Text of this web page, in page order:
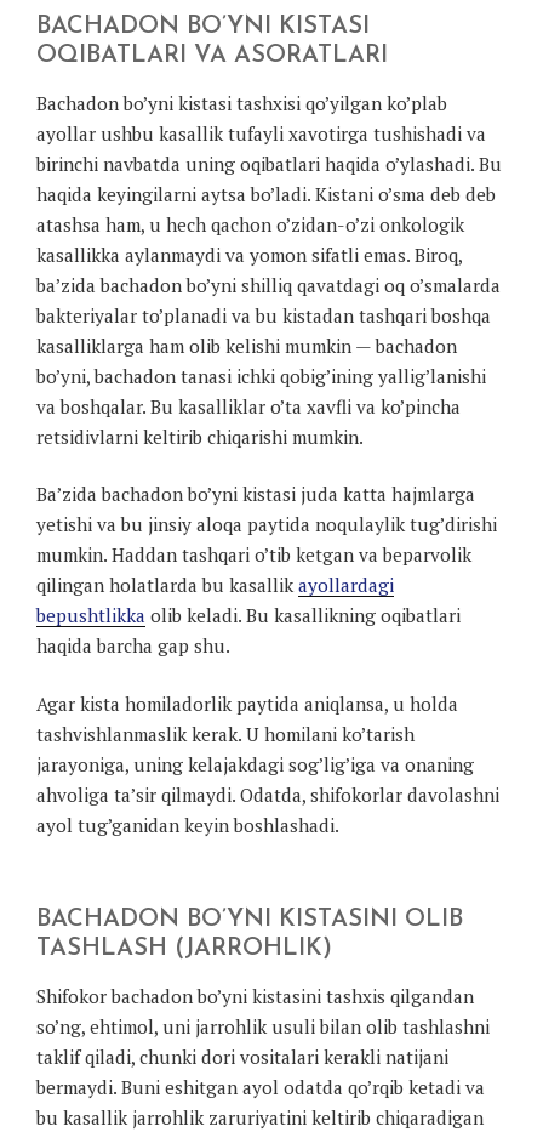
BACHADON BO’YNI KISTASI
OQIBATLARI VA ASORATLARI
Bachadon bo’yni kistasi tashxisi qo’yilgan ko’plab
ayollar ushbu kasallik tufayli xavotirga tushishadi va
birinchi navbatda uning oqibatlari haqida o’ylashadi. Bu
haqida keyingilarni aytsa bo’ladi. Kistani o’sma deb deb
atashsa ham, u hech qachon o’zidan-o’zi onkologik
kasallikka aylanmaydi va yomon sifatli emas. Biroq,
ba’zida bachadon bo’yni shilliq qavatdagi oq o’smalarda
bakteriyalar to’planadi va bu kistadan tashqari boshqa
kasalliklarga ham olib kelishi mumkin — bachadon
bo’yni, bachadon tanasi ichki qobig’ining yallig’lanishi
va boshqalar. Bu kasalliklar o’ta xavfli va ko’pincha
retsidivlarni keltirib chiqarishi mumkin.
Ba’zida bachadon bo’yni kistasi juda katta hajmlarga
yetishi va bu jinsiy aloqa paytida noqulaylik tug’dirishi
mumkin. Haddan tashqari o’tib ketgan va beparvolik
qilingan holatlarda bu kasallikayollardagi
bepushtlikka olib keladi. Bu kasallikning oqibatlari
haqida barcha gap shu.
Agar kista homiladorlik paytida aniqlansa, u holda
tashvishlanmaslik kerak. U homilani ko’tarish
jarayoniga, uning kelajakdagi sog’lig’iga va onaning
ahvoliga ta’sir qilmaydi. Odatda, shifokorlar davolashni
ayol tug’ganidan keyin boshlashadi.
BACHADON BO’YNI KISTASINI OLIB
TASHLASH (JARROHLIK)
Shifokor bachadon bo’yni kistasini tashxis qilgandan
so’ng, ehtimol, uni jarrohlik usuli bilan olib tashlashni
taklif qiladi, chunki dori vositalari kerakli natijani
bermaydi. Buni eshitgan ayol odatda qo’rqib ketadi va
bu kasallik jarrohlik zaruriyatini keltirib chiqaradigan